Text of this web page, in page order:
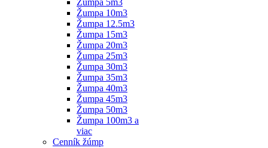
Žumpa 10m3
Žumpa 12.5m3
Žumpa 15m3
Žumpa 20m3
Žumpa 25m3
Žumpa 30m3
Žumpa 35m3
Žumpa 40m3
Žumpa 45m3
Žumpa 50m3
Žumpa 100m3 a
viac
Cenník žúmp